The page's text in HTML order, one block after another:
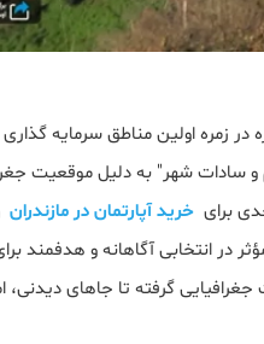
زمره اولین مناطق سرمایه‌
و سادات‌ شهر" به دلیل موقعیت
برای خرید آپارتمان در مازندران
در انتخابی آگاهانه و هدفمند
جغرافیایی گرفته تا جاهای